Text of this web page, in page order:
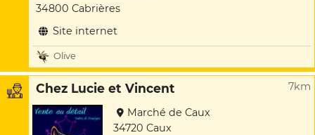
34800 Cabrières
Site internet
Olive
Chez Lucie et Vincent 7km
Marché de Caux
34720 Caux